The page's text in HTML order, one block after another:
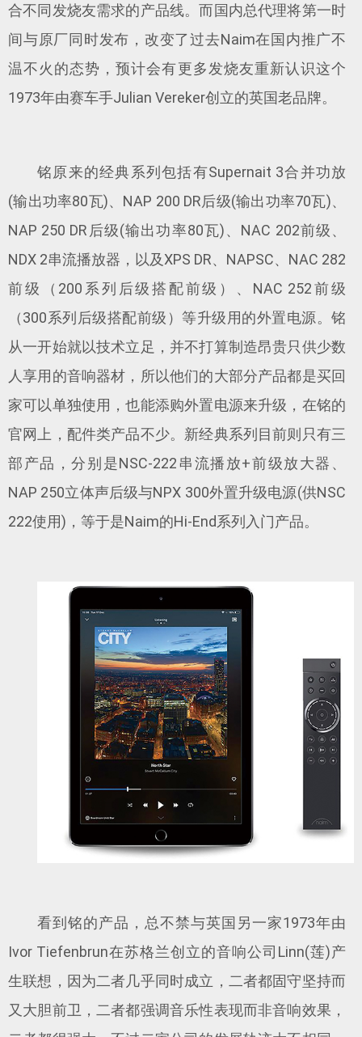
合不同发烧友需求的产品线。而国内总代理将第一时
间与原厂同时发布，改变了过去Naim在国内推广不
温不火的态势，预计会有更多发烧友重新认识这个
1973年由赛车手Julian Vereker创立的英国老品牌。
铭原来的经典系列包括有Supernait 3合并功放
(输出功率80瓦)、NAP 200 DR后级(输出功率70瓦)、
NAP 250 DR后级(输出功率80瓦)、NAC 202前级、
NDX 2串流播放器，以及XPS DR、NAPSC、NAC 282
前级（200系列后级搭配前级）、NAC 252前级
（300系列后级搭配前级）等升级用的外置电源。铭
从一开始就以技术立足，并不打算制造昂贵只供少数
人享用的音响器材，所以他们的大部分产品都是买回
家可以单独使用，也能添购外置电源来升级，在铭的
官网上，配件类产品不少。新经典系列目前则只有三
部产品，分别是NSC-222串流播放+前级放大器、
NAP 250立体声后级与NPX 300外置升级电源(供NSC
222使用)，等于是Naim的Hi-End系列入门产品。
看到铭的产品，总不禁与英国另一家1973年由
Ivor Tiefenbrun在苏格兰创立的音响公司Linn(莲)产
生联想，因为二者几乎同时成立，二者都固守坚持而
又大胆前卫，二者都强调音乐性表现而非音响效果，